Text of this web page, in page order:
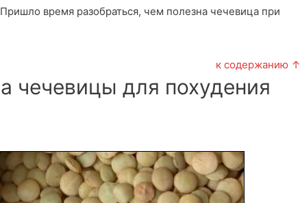
время разобраться, чем полезна чечевица при
к содержанию ↑
чечевицы для похудения